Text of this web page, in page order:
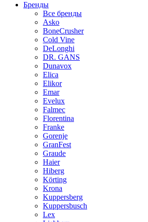
Бренды
Все бренды
Asko
BoneCrusher
Cold Vine
DeLonghi
DR. GANS
Dunavox
Elica
Elikor
Emar
Evelux
Falmec
Florentina
Franke
Gorenje
GranFest
Graude
Haier
Hiberg
Körting
Krona
Kuppersberg
Kuppersbusch
Lex